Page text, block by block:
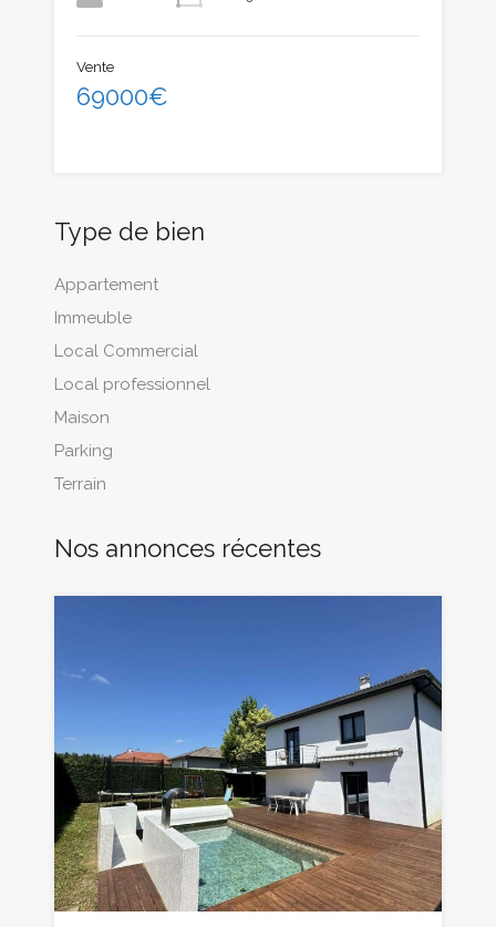
Vente
69000€
Type de bien
Appartement
Immeuble
Local Commercial
Local professionnel
Maison
Parking
Terrain
Nos annonces récentes